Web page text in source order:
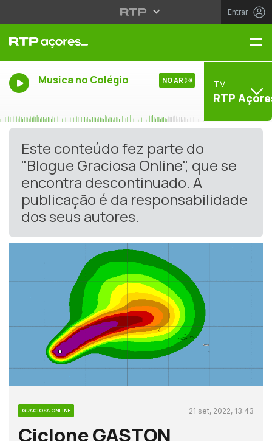
Entrar
Musica no Colégio NO AR TV
RTP
Este conteúdo fez parte do
"Blogue Graciosa Online", que se
encontra descontinuado. A
publicação é da responsabilidade
dos seus autores.
GRACIOSA ONLINE 21 set, 2022, 13:43
Ciclone GASTON